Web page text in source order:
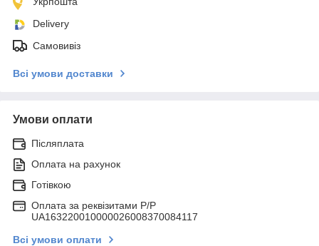
Delivery
Самовивіз
Всі умови доставки
Умови оплати
Післяплата
Оплата на рахунок
Готівкою
Оплата за реквізитами P/Р
UA163220010000026008370084117
Всі умови оплати